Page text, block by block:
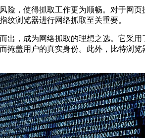
，使得抓取工作更为顺畅。对于网
纹浏览器进行网络抓取至关重要。
，成为网络抓取的理想之选。它采用
掩盖用户的真实身份。此外，比特浏